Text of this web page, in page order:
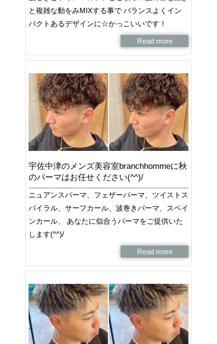
と複雑な動をみMIXする事で バランスよくイン
パクトあるデザインに☆かっこいいです！
Read more
宇佐中津のメンズ美容室branchhommeに秋
のパーマはお任せください(^^)/
ニュアンスパーマ、フェザーパーマ、ツイストス
パイラル、サーフカール、波巻きパーマ、スペイ
ンカール、 あなたに似合うパーマをご提供いた
します(^^)/
Read more